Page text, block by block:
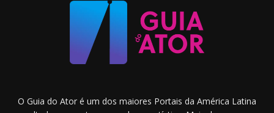
O Guia do Ator é um dos maiores Portais da América Latina